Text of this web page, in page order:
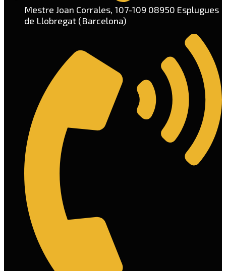
Mestre Joan Corrales, 107-109 08950 Esplugues
de Llobregat (Barcelona)